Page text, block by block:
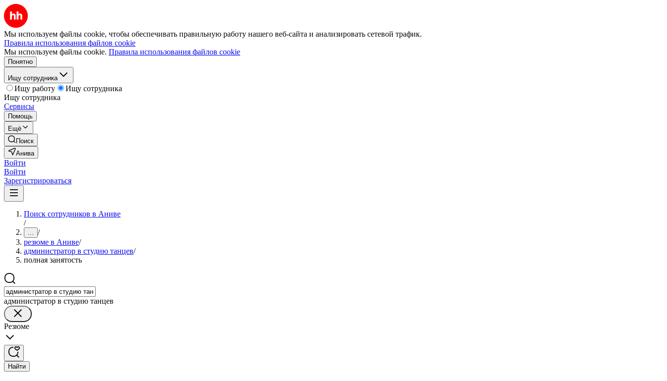
Мы используем файлы cookie, чтобы обеспечивать правильную работу нашего веб-сайта и анализировать сетевой трафик.
Правила использования файлов cookie
Мы используем файлы cookie. Правила использования файлов cookie
Понятно
Ищу сотрудника
Ищу работу
Ищу сотрудника
Ищу сотрудника
Сервисы
Помощь
Ещё
Поиск
Анива
Войти
Войти
Зарегистрироваться
Поиск сотрудников в Аниве
/
... /
резюме в Аниве/
администратор в студию танцев/
полная занятость
администратор в студию танцев
Резюме
Найти